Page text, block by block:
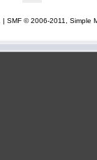
| SMF © 2006-2011, Simple